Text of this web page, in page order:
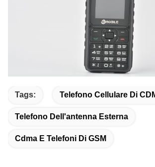
Tags: Telefono Cellulare Di
Telefono Dell'antenna Esterna
Cdma E Telefoni Di GSM